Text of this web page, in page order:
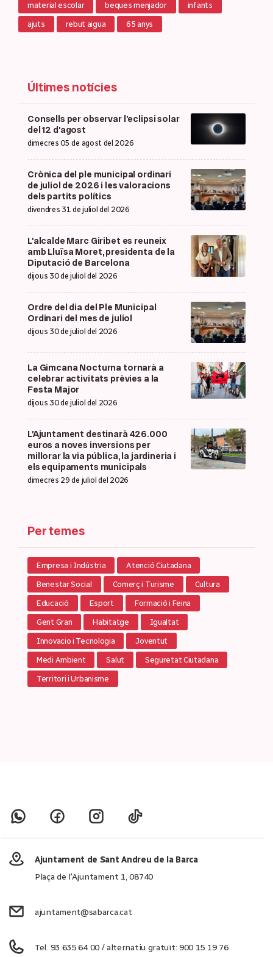
material escolar beques menjador infants
ajuts rebut aigua 65 anys
Últimes notícies
Consells per observar l’eclipsi solar
del 12 d’agost
dimecres 05 de agost del 2026
Crònica del ple municipal ordinari
de juliol de 2026 i les valoracions
dels partits polítics
divendres 31 de juliol del 2026
L’alcalde Marc Giribet es reuneix
amb Lluïsa Moret, presidenta de la
Diputació de Barcelona
dijous 30 de juliol del 2026
Ordre del dia del Ple Municipal
Ordinari del mes de juliol
dijous 30 de juliol del 2026
La Gimcana Nocturna tornarà a
celebrar activitats prèvies a la
Festa Major
dijous 30 de juliol del 2026
L’Ajuntament destinarà 426.000
euros a noves inversions per
millorar la via pública, la jardineria i
els equipaments municipals
dimecres 29 de juliol del 2026
Per temes
Empresa i Indústria Atenció Ciutadana
Benestar Social Comerç i Turisme Cultura
Educació Esport Formació i Feina
Gent Gran Habitatge Igualtat
Innovacio i Tecnologia Joventut
Medi Ambient Salut Seguretat Ciutadana
Territori i Urbanisme
Ajuntament de Sant Andreu de la Barca
Plaça de l'Ajuntament 1, 08740
ajuntament@sabarca.cat
Tel. 93 635 64 00 / alternatiu gratuït: 900 15 19 76